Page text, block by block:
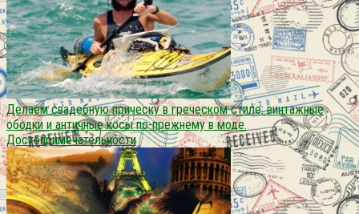
Делаем свадебную прическу в греческом стиле: винтажные
ободки и античные косы по-прежнему в моде.
Достопримечательности